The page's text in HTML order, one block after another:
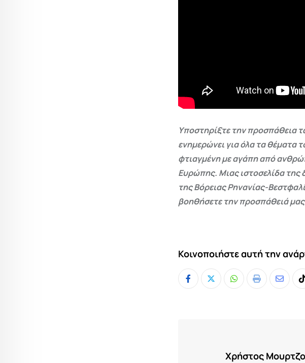
Υποστηρίξτε την προσπάθεια
ενημερώνει για όλα τα θέματα
φτιαγμένη με αγάπη από
Ευρώπης. Μιας ιστοσελίδα της
της Βόρειας Ρηνανίας-
βοηθήσετε την προσπάθειά
Κοινοποιήστε αυτή την
Whatsapp
Print
Share
Χρήστος